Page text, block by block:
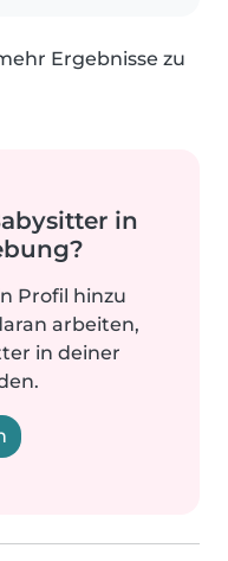
Ergebnisse zu
in
Profil hinzu
arbeiten,
in deiner